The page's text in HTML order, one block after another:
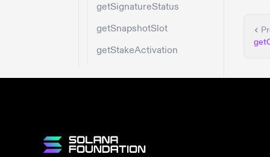
getSignatureStatus
getSnapshotSlot
getStakeActivation